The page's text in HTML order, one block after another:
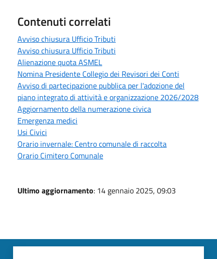
Contenuti correlati
Avviso chiusura Ufficio Tributi
Avviso chiusura Ufficio Tributi
Alienazione quota ASMEL
Nomina Presidente Collegio dei Revisori dei Conti
Avviso di partecipazione pubblica per l'adozione del
piano integrato di attività e organizzazione 2026/2028
Aggiornamento della numerazione civica
Emergenza medici
Usi Civici
Orario invernale: Centro comunale di raccolta
Orario Cimitero Comunale
Ultimo aggiornamento: 14 gennaio 2025, 09:03